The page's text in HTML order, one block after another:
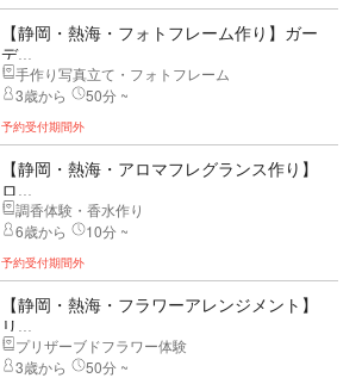
【静岡・熱海・フォトフレーム作り】ガー
デ...
手作り写真立て・フォトフレーム
3歳から
50分 ~
予約受付期間外
【静岡・熱海・アロマフレグランス作り】
ロ...
調香体験・香水作り
6歳から
10分 ~
予約受付期間外
【静岡・熱海・フラワーアレンジメント】
リ...
プリザーブドフラワー体験
3歳から
50分 ~